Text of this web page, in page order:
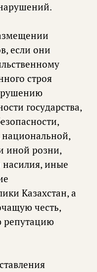
если они
строя
государства,
иной розни,
насилия, иные
Казахстан, а
честь,
репутацию